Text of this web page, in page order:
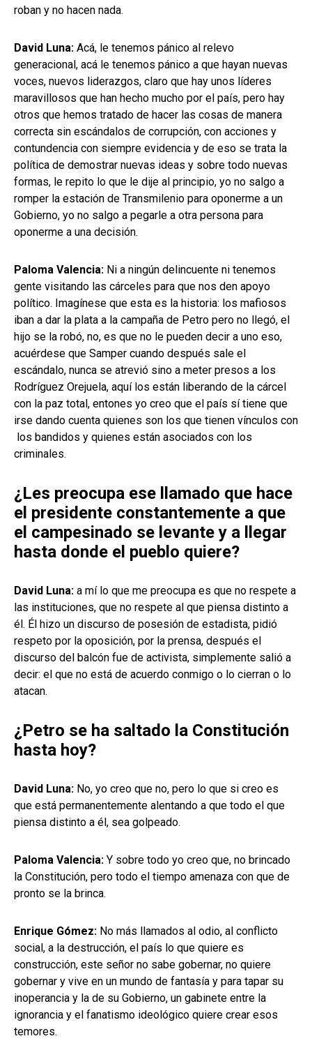
roban y no hacen nada.
David Luna: Acá, le tenemos pánico al relevo
generacional, acá le tenemos pánico a que hayan nuevas
voces, nuevos liderazgos, claro que hay unos líderes
maravillosos que han hecho mucho por el país, pero hay
otros que hemos tratado de hacer las cosas de manera
correcta sin escándalos de corrupción, con acciones y
contundencia con siempre evidencia y de eso se trata la
política de demostrar nuevas ideas y sobre todo nuevas
formas, le repito lo que le dije al principio, yo no salgo a
romper la estación de Transmilenio para oponerme a un
Gobierno, yo no salgo a pegarle a otra persona para
oponerme a una decisión.
Paloma Valencia: Ni a ningún delincuente ni tenemos
gente visitando las cárceles para que nos den apoyo
político. Imagínese que esta es la historia: los mafiosos
iban a dar la plata a la campaña de Petro pero no llegó, el
hijo se la robó, no, es que no le pueden decir a uno eso,
acuérdese que Samper cuando después sale el
escándalo, nunca se atrevió sino a meter presos a los
Rodríguez Orejuela, aquí los están liberando de la cárcel
con la paz total, entones yo creo que el país sí tiene que
irse dando cuenta quienes son los que tienen vínculos con
los bandidos y quienes están asociados con los
criminales.
¿Les preocupa ese llamado que hace
el presidente constantemente a que
el campesinado se levante y a llegar
hasta donde el pueblo quiere?
David Luna: a mí lo que me preocupa es que no respete a
las instituciones, que no respete al que piensa distinto a
él. Él hizo un discurso de posesión de estadista, pidió
respeto por la oposición, por la prensa, después el
discurso del balcón fue de activista, simplemente salió a
decir: el que no está de acuerdo conmigo o lo cierran o lo
atacan.
¿Petro se ha saltado la Constitución
hasta hoy?
David Luna: No, yo creo que no, pero lo que si creo es
que está permanentemente alentando a que todo el que
piensa distinto a él, sea golpeado.
Paloma Valencia: Y sobre todo yo creo que, no brincado
la Constitución, pero todo el tiempo amenaza con que de
pronto se la brinca.
Enrique Gómez: No más llamados al odio, al conflicto
social, a la destrucción, el país lo que quiere es
construcción, este señor no sabe gobernar, no quiere
gobernar y vive en un mundo de fantasía y para tapar su
inoperancia y la de su Gobierno, un gabinete entre la
ignorancia y el fanatismo ideológico quiere crear esos
temores.